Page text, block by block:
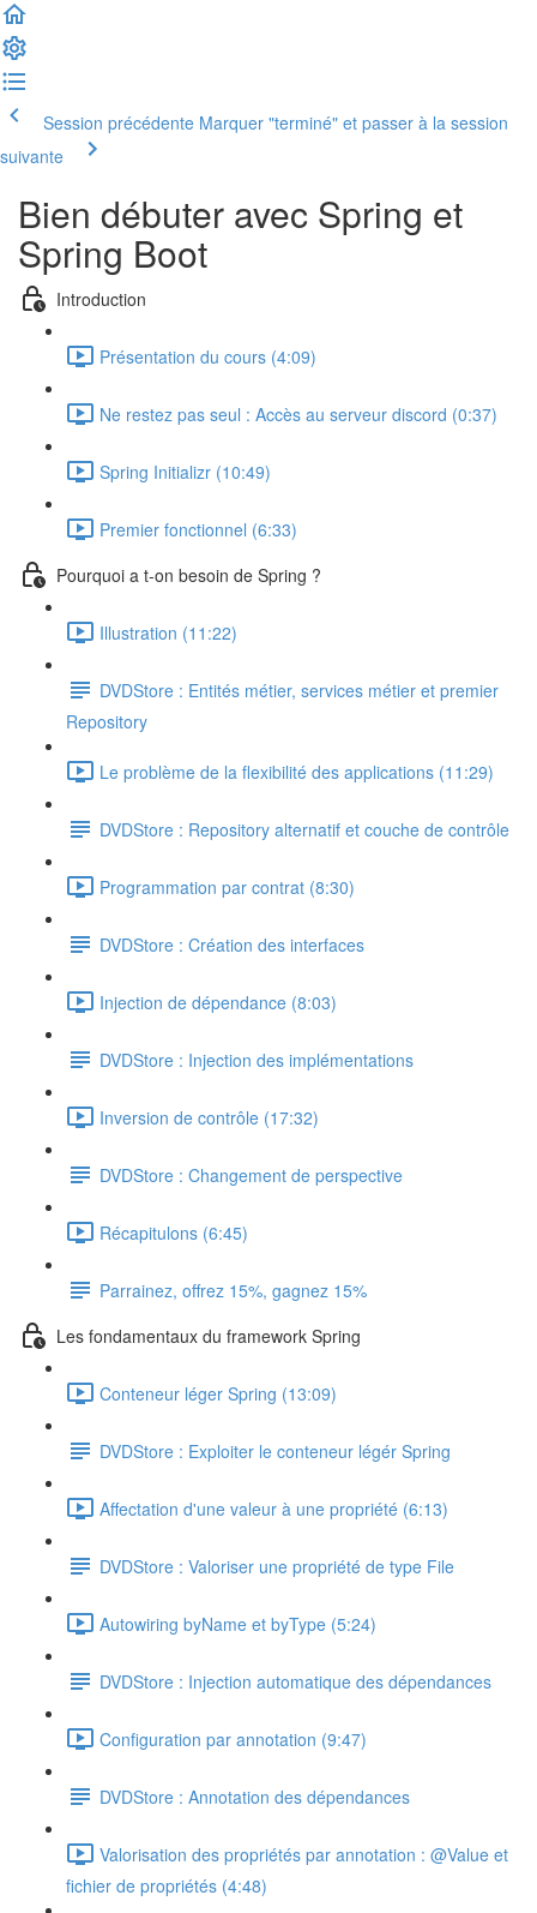
Session précédente Marquer "terminé" et passer à la session
suivante
Bien débuter avec Spring et
Spring Boot
Introduction
Présentation du cours (4:09)
Ne restez pas seul : Accès au serveur discord (0:37)
Spring Initializr (10:49)
Premier fonctionnel (6:33)
Pourquoi a t-on besoin de Spring ?
Illustration (11:22)
DVDStore : Entités métier, services métier et premier
Repository
Le problème de la flexibilité des applications (11:29)
DVDStore : Repository alternatif et couche de contrôle
Programmation par contrat (8:30)
DVDStore : Création des interfaces
Injection de dépendance (8:03)
DVDStore : Injection des implémentations
Inversion de contrôle (17:32)
DVDStore : Changement de perspective
Récapitulons (6:45)
Parrainez, offrez 15%, gagnez 15%
Les fondamentaux du framework Spring
Conteneur léger Spring (13:09)
DVDStore : Exploiter le conteneur légér Spring
Affectation d'une valeur à une propriété (6:13)
DVDStore : Valoriser une propriété de type File
Autowiring byName et byType (5:24)
DVDStore : Injection automatique des dépendances
Configuration par annotation (9:47)
DVDStore : Annotation des dépendances
Valorisation des propriétés par annotation : @Value et
fichier de propriétés (4:48)